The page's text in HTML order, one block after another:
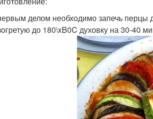
делом необходимо запечь перцы
до 180\xB0C духовку на 30-40